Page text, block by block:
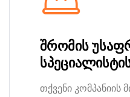
შრომის
თქვენი კომპანიის